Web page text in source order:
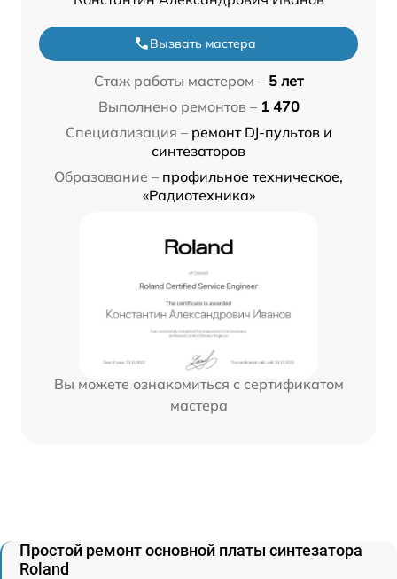
Вызвать мастера
Стаж работы мастером – 5 лет
Выполнено ремонтов – 1 470
Специализация – ремонт DJ-пультов и
синтезаторов
Образование – профильное техническое,
«Радиотехника»
Вы можете ознакомиться с сертификатом
мастера
Простой ремонт основной платы синтезатора
Roland